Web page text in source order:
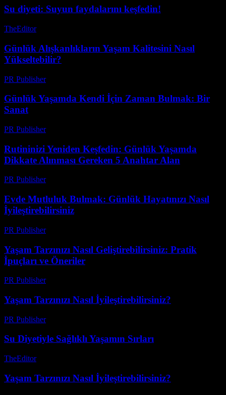
Su diyeti: Suyun faydalarını keşfedin!
TheEditor-
Günlük Alışkanlıkların Yaşam Kalitesini Nasıl
Yükseltebilir?
PR Publisher-
Günlük Yaşamda Kendi İçin Zaman Bulmak: Bir
Sanat
PR Publisher-
Rutininizi Yeniden Keşfedin: Günlük Yaşamda
Dikkate Alınması Gereken 5 Anahtar Alan
PR Publisher-
Evde Mutluluk Bulmak: Günlük Hayatınızı Nasıl
İyileştirebilirsiniz
PR Publisher-
Yaşam Tarzınızı Nasıl Geliştirebilirsiniz: Pratik
İpuçları ve Öneriler
PR Publisher-
Yaşam Tarzınızı Nasıl İyileştirebilirsiniz?
PR Publisher-
Su Diyetiyle Sağlıklı Yaşamın Sırları
TheEditor-
Yaşam Tarzınızı Nasıl İyileştirebilirsiniz?